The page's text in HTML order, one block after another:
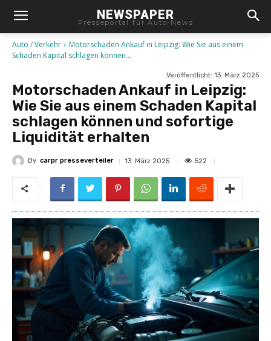
NEWSPAPER
Presseportal für Auto-News
Auto / Verkehr
Motorschaden Ankauf in Leipzig: Wie Sie aus einem
Schaden Kapital schlagen können...
Veröffentlicht: 13. März 2025
Motorschaden Ankauf in Leipzig:
Wie Sie aus einem Schaden Kapital
schlagen können und sofortige
Liquidität erhalten
By carpr presseverteiler 13. März 2025 522